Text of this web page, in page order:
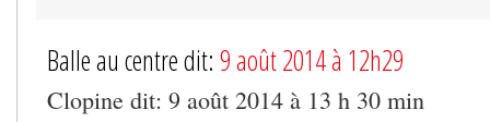
Balle au centre dit: 9 août 2014 à 12h29
Clopine dit: 9 août 2014 à 13 h 30 min